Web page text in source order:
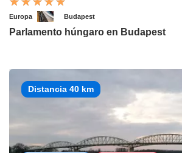
Europa Budapest
Parlamento húngaro en Budapest
Distancia 40 km